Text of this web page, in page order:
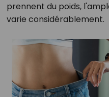
prennent du poids,
varie considérablement.